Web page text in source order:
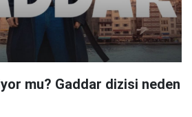
mu? Gaddar dizisi neden